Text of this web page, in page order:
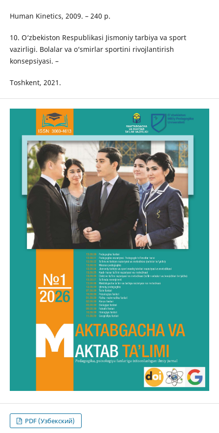
Human Kinetics, 2009. – 240 p.
10. O‘zbekiston Respublikasi Jismoniy tarbiya va sport
vazirligi. Bolalar va o‘smirlar sportini rivojlantirish
konsepsiyasi. –
Toshkent, 2021.
PDF (Узбекский)